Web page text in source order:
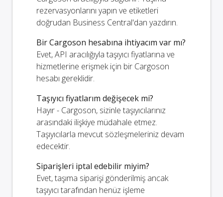
rezervasyonlarını yapın ve etiketleri
doğrudan Business Central'dan yazdırın.
Bir Cargoson hesabına ihtiyacım var mı?
Evet, API aracılığıyla taşıyıcı fiyatlarına ve
hizmetlerine erişmek için bir Cargoson
hesabı gereklidir.
Taşıyıcı fiyatlarım değişecek mi?
Hayır - Cargoson, sizinle taşıyıcılarınız
arasındaki ilişkiye müdahale etmez.
Taşıyıcılarla mevcut sözleşmeleriniz devam
edecektir.
Siparişleri iptal edebilir miyim?
Evet, taşıma siparişi gönderilmiş ancak
taşıyıcı tarafından henüz işleme